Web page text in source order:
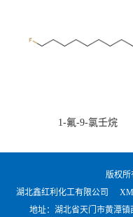
1-氟-9-氯壬烷
版权所
湖北鑫红利化工有限公司
地址：湖北省天门市黄潭镇